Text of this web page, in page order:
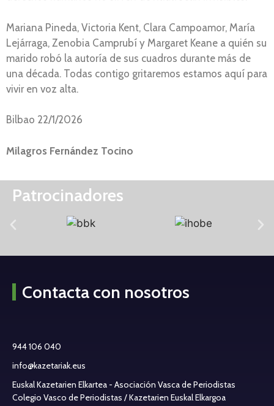
Mariana Pineda, Victoria Kent, Clara Campoamor, María
Lejárraga, Zenobia Camprubí y Margaret Keane a quién su
marido robó la autoría de sus cuadros durante más de
una década. Todas contigo gritaremos estamos aquí para
vivir en voz alta.
Bilbao 22/1/2026
Milagros Fernández Tocino
Patrocinadores
Contacta con nosotros
944 106 040
info@kazetariak.eus
Euskal Kazetarien Elkartea - Asociación Vasca de Periodistas
Colegio Vasco de Periodistas / Kazetarien Euskal Elkargoa